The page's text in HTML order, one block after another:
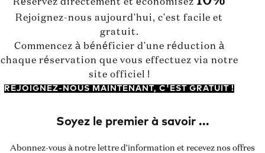
Réservez directement et économisez
Rejoignez-nous aujourd'hui, c'est facile et
gratuit.
Commencez à bénéficier d'une réduction à
chaque réservation que vous effectuez via notre
site officiel !
REJOIGNEZ-NOUS MAINTENANT, C'EST GRATUIT !
Abonnez-vous à notre lettre d'information et recevez nos offres